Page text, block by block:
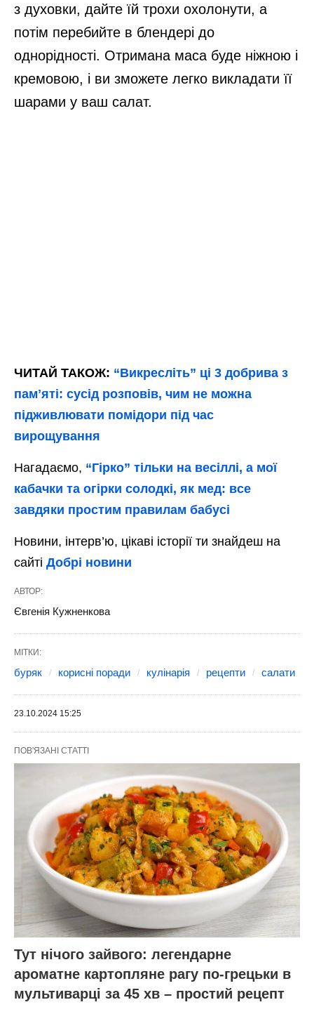
з духовки, дайте їй трохи охолонути, а
потім перебийте в блендері до
однорідності. Отримана маса буде ніжною і
кремовою, і ви зможете легко викладати її
шарами у ваш салат.
ЧИТАЙ ТАКОЖ: “Викресліть” ці 3 добрива з
памʼяті: сусід розповів, чим не можна
підживлювати помідори під час
вирощування
Нагадаємо, “Гірко” тільки на весіллі, а мої
кабачки та огірки солодкі, як мед: все
завдяки простим правилам бабусі
Новини, інтерв’ю, цікаві історії ти знайдеш на
сайті Добрі новини
АВТОР:
Євгенія Кужненкова
МІТКИ:
буряк корисні поради кулінарія рецепти салати
23.10.2024 15:25
ПОВ'ЯЗАНІ СТАТТІ
Тут нічого зайвого: легендарне
ароматне картопляне рагу по-грецьки в
мультиварці за 45 хв – простий рецепт